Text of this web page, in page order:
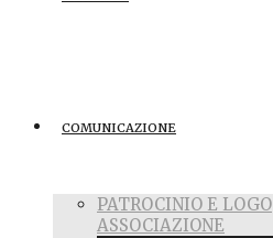
COMUNICAZIONE
PATROCINIO E LOGO
ASSOCIAZIONE